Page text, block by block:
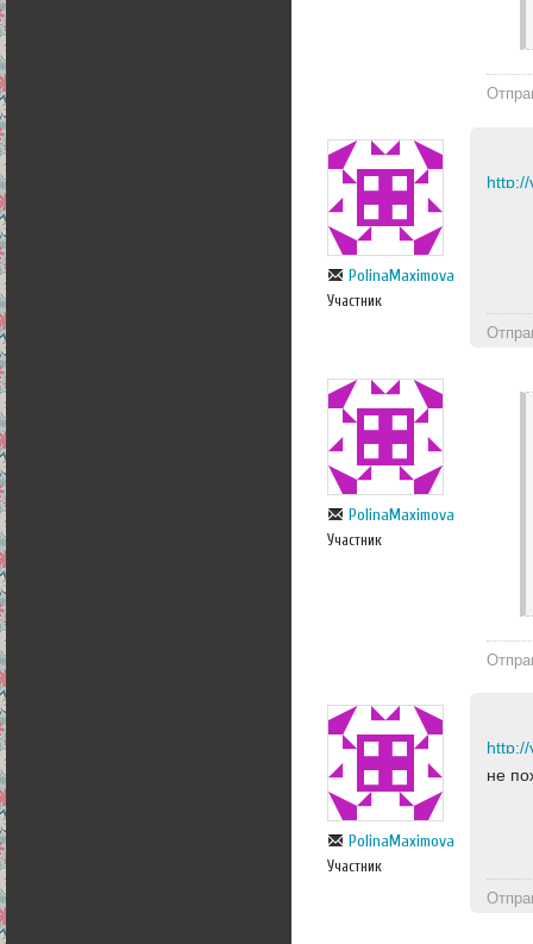
PolinaMaximova
Участник
PolinaMaximova
Участник
PolinaMaximova
Участник
не